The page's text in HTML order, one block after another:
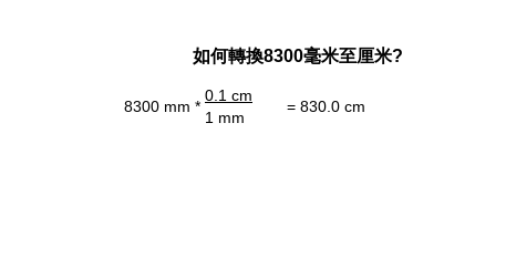
如何轉換8300毫米至厘米?
8300 mm *
0.1 cm
= 830.0 cm
1 mm